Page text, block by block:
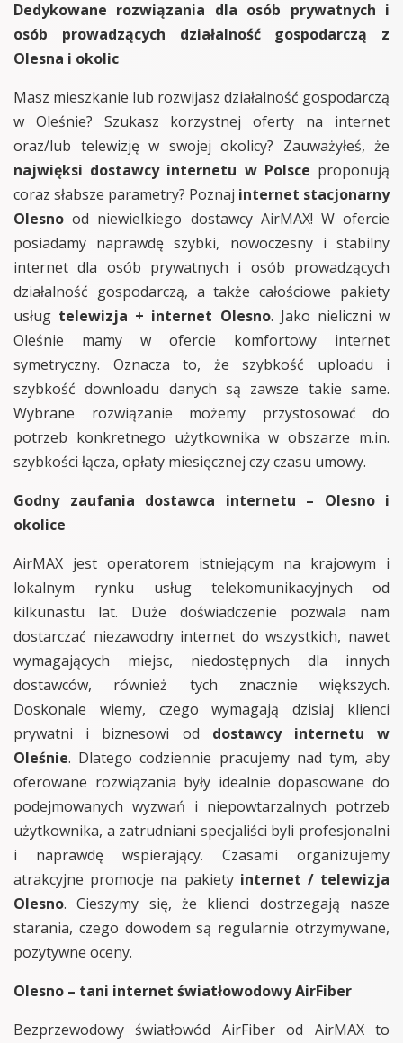
Dedykowane rozwiązania dla osób prywatnych i
osób prowadzących działalność gospodarczą z
Olesna i okolic
Masz mieszkanie lub rozwijasz działalność gospodarczą
w Oleśnie? Szukasz korzystnej oferty na internet
oraz/lub telewizję w swojej okolicy? Zauważyłeś, że
najwięksi dostawcy internetu w Polsce proponują
coraz słabsze parametry? Poznaj internet stacjonarny
Olesno od niewielkiego dostawcy AirMAX! W ofercie
posiadamy naprawdę szybki, nowoczesny i stabilny
internet dla osób prywatnych i osób prowadzących
działalność gospodarczą, a także całościowe pakiety
usług telewizja + internet Olesno. Jako nieliczni w
Oleśnie mamy w ofercie komfortowy internet
symetryczny. Oznacza to, że szybkość uploadu i
szybkość downloadu danych są zawsze takie same.
Wybrane rozwiązanie możemy przystosować do
potrzeb konkretnego użytkownika w obszarze m.in.
szybkości łącza, opłaty miesięcznej czy czasu umowy.
Godny zaufania dostawca internetu – Olesno i
okolice
AirMAX jest operatorem istniejącym na krajowym i
lokalnym rynku usług telekomunikacyjnych od
kilkunastu lat. Duże doświadczenie pozwala nam
dostarczać niezawodny internet do wszystkich, nawet
wymagających miejsc, niedostępnych dla innych
dostawców, również tych znacznie większych.
Doskonale wiemy, czego wymagają dzisiaj klienci
prywatni i biznesowi od dostawcy internetu w
Oleśnie. Dlatego codziennie pracujemy nad tym, aby
oferowane rozwiązania były idealnie dopasowane do
podejmowanych wyzwań i niepowtarzalnych potrzeb
użytkownika, a zatrudniani specjaliści byli profesjonalni
i naprawdę wspierający. Czasami organizujemy
atrakcyjne promocje na pakiety internet / telewizja
Olesno. Cieszymy się, że klienci dostrzegają nasze
starania, czego dowodem są regularnie otrzymywane,
pozytywne oceny.
Olesno – tani internet światłowodowy AirFiber
Bezprzewodowy światłowód AirFiber od AirMAX to